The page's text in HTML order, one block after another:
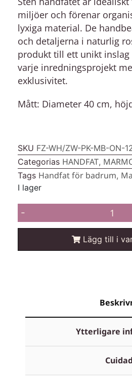
miljöer och förenar
lyxiga material. De
och detaljerna i naturlig
produkt till ett unikt
varje inredningsprojekt
exklusivitet.
Mått: Diameter 40 cm,
SKU FZ-WH/ZW-PK-MB-ON-
Categorias HANDFAT,
Tags Handfat för badrum,
I lager
-
Lägg till i
Ytterligare